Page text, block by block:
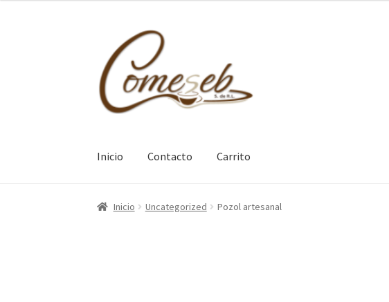
la
navegación
contenido
Inicio Contacto Carrito
Inicio Carrito Contacto
Inicio Uncategorized Pozol artesanal